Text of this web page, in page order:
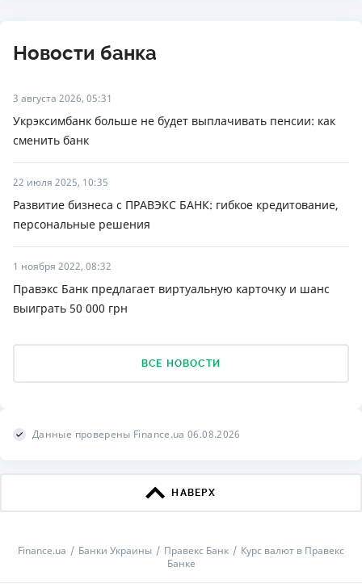
Новости банка
3 августа 2026, 05:31
Укрэксимбанк больше не будет выплачивать пенсии: как
сменить банк
22 июля 2025, 10:35
Развитие бизнеса с ПРАВЭКС БАНК: гибкое кредитование,
персональные решения
1 ноября 2022, 08:32
Правэкс Банк предлагает виртуальную карточку и шанс
выиграть 50 000 грн
ВСЕ НОВОСТИ
Данные проверены Finance.ua 06.08.2026
НАВЕРХ
Finance.ua Банки Украины Правекс Банк
Курс валют в Правекс
Банке